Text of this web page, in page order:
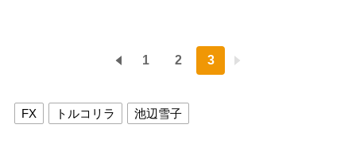
1 2 3
FX トルコリラ 池辺雪子